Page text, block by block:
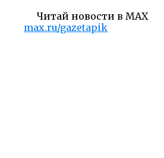
Читай новости в MAX
max.ru/gazetapik